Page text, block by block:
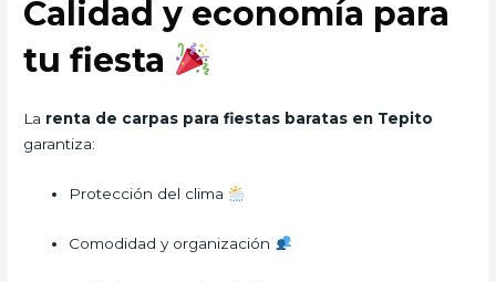
Calidad y economía para
tu fiesta
La renta de carpas para fiestas baratas en Tepito
garantiza:
Protección del clima
Comodidad y organización